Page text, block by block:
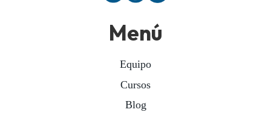
Menú
Equipo
Cursos
Blog